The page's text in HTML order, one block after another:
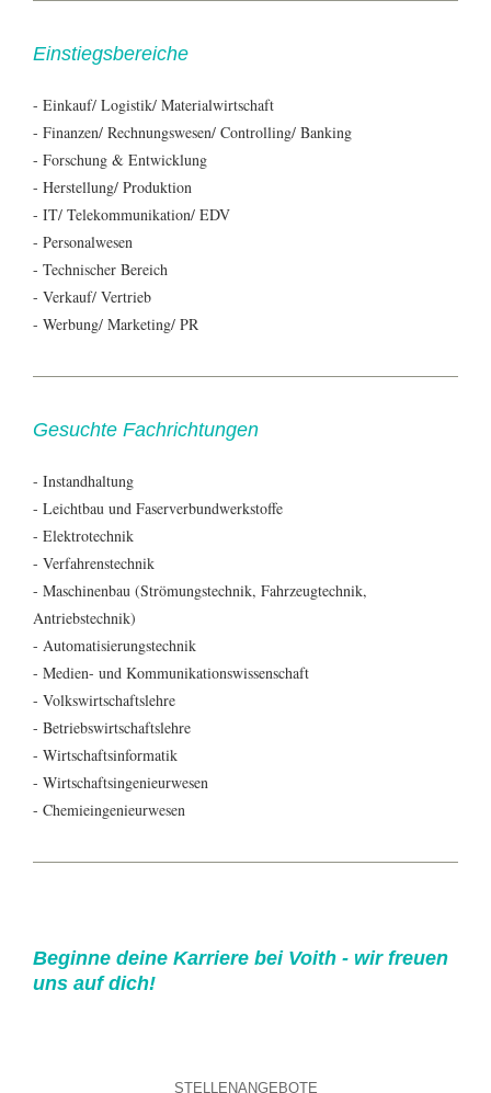
Einstiegsbereiche
- Einkauf/ Logistik/ Materialwirtschaft
- Finanzen/ Rechnungswesen/ Controlling/ Banking
- Forschung & Entwicklung
- Herstellung/ Produktion
- IT/ Telekommunikation/ EDV
- Personalwesen
- Technischer Bereich
- Verkauf/ Vertrieb
- Werbung/ Marketing/ PR
Gesuchte Fachrichtungen
- Instandhaltung
- Leichtbau und Faserverbundwerkstoffe
- Elektrotechnik
- Verfahrenstechnik
- Maschinenbau (Strömungstechnik, Fahrzeugtechnik,
Antriebstechnik)
- Automatisierungstechnik
- Medien- und Kommunikationswissenschaft
- Volkswirtschaftslehre
- Betriebswirtschaftslehre
- Wirtschaftsinformatik
- Wirtschaftsingenieurwesen
- Chemieingenieurwesen
Beginne deine Karriere bei Voith - wir freuen
uns auf dich!
STELLENANGEBOTE